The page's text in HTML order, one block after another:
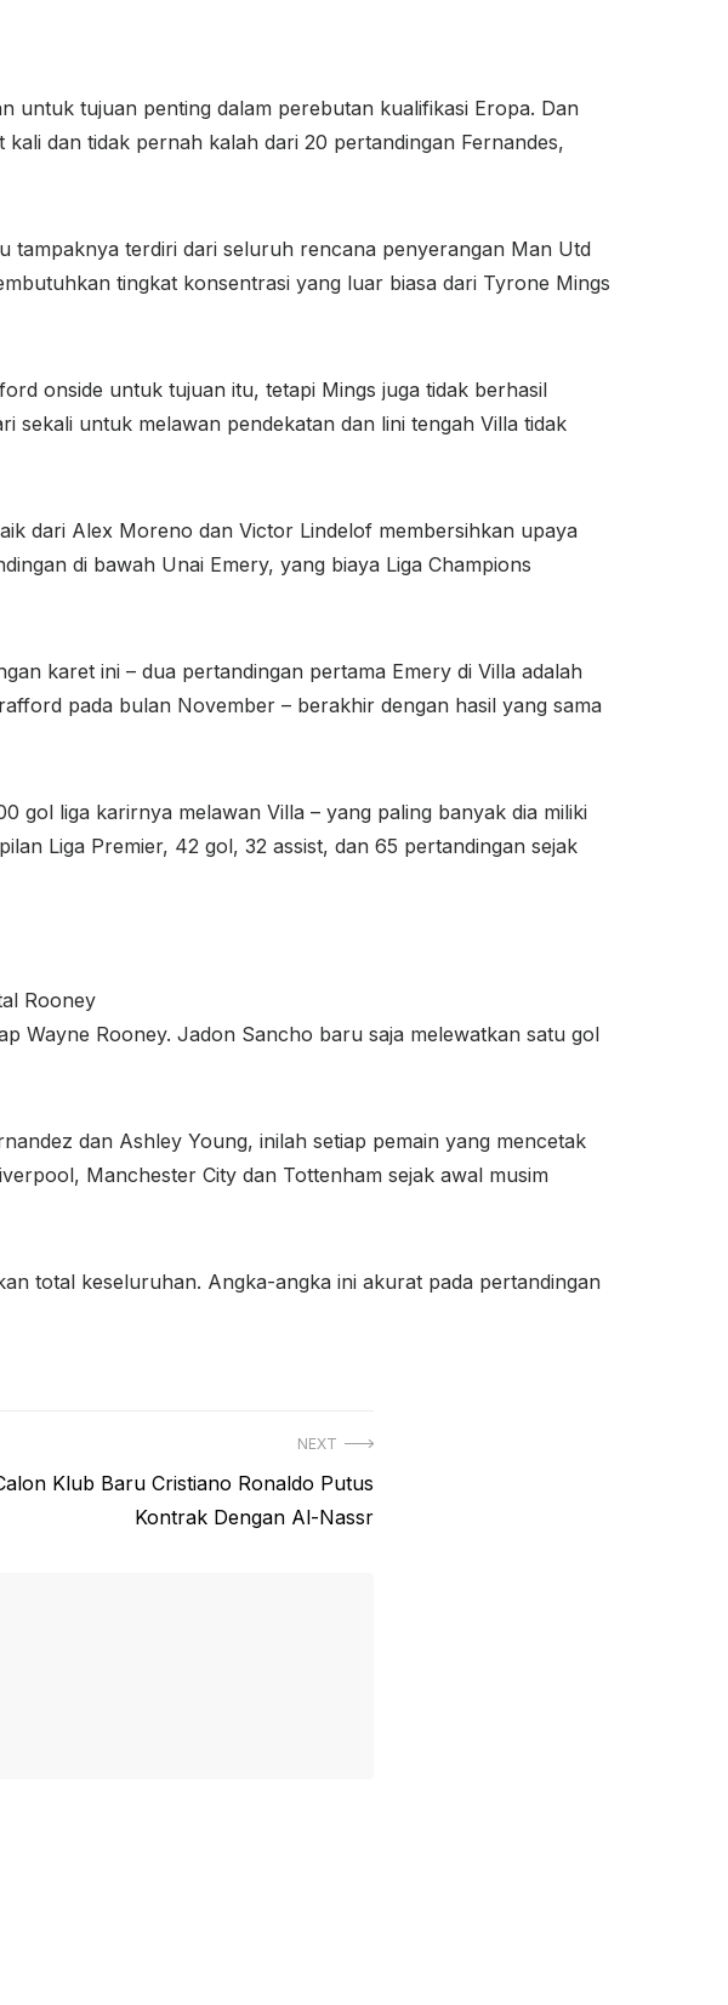
untuk tujuan penting dalam perebutan kualifikasi Eropa. Dan
dan tidak pernah kalah dari 20 pertandingan Fernandes,
tampaknya terdiri dari seluruh rencana penyerangan Man Utd
tingkat konsentrasi yang luar biasa dari Tyrone Mings
onside untuk tujuan itu, tetapi Mings juga tidak berhasil
sekali untuk melawan pendekatan dan lini tengah Villa tidak
dari Alex Moreno dan Victor Lindelof membersihkan upaya
di bawah Unai Emery, yang biaya Liga Champions
karet ini – dua pertandingan pertama Emery di Villa adalah
pada bulan November – berakhir dengan hasil yang sama
gol liga karirnya melawan Villa – yang paling banyak dia miliki
Liga Premier, 42 gol, 32 assist, dan 65 pertandingan sejak
Rooney
Wayne Rooney. Jadon Sancho baru saja melewatkan satu gol
dan Ashley Young, inilah setiap pemain yang mencetak
Manchester City dan Tottenham sejak awal musim
total keseluruhan. Angka-angka ini akurat pada pertandingan
NEXT
Klub Baru Cristiano Ronaldo Putus
Kontrak Dengan Al-Nassr